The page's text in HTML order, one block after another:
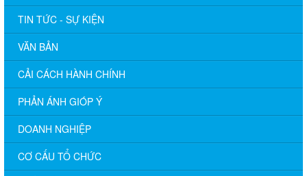
TIN TỨC - SỰ KIỆN
VĂN BẢN
CẢI CÁCH HÀNH CHÍNH
PHẢN ÁNH GIÓP Ý
DOANH NGHIỆP
CƠ CẤU TỔ CHỨC